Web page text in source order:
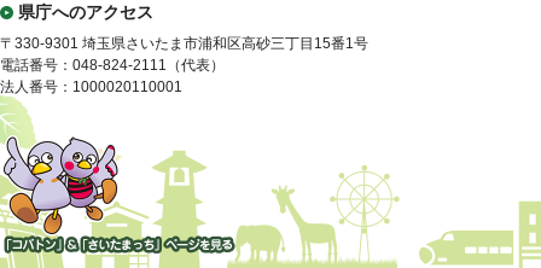
県庁へのアクセス
〒330-9301 埼玉県さいたま市浦和区高砂三丁目15番1号
電話番号：048-824-2111（代表）
法人番号：1000020110001
「コバトン」&「さいたまっ